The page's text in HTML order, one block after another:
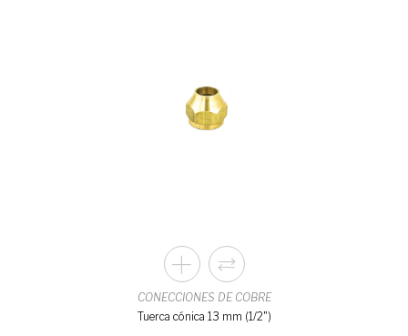
CONECCIONES DE COBRE
Tuerca cónica 13 mm (1/2")